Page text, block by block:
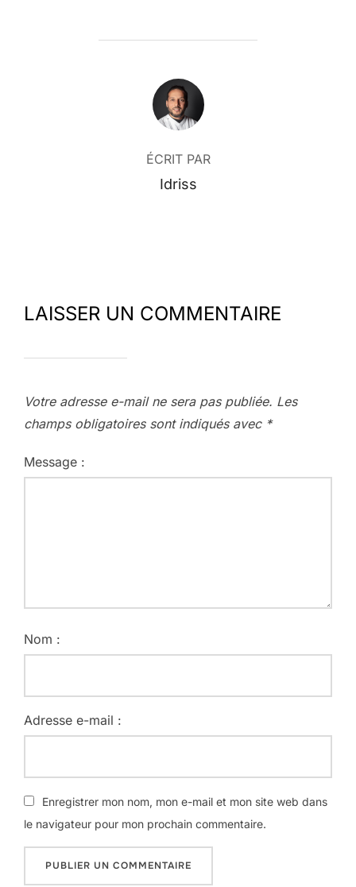
AUTEUR DE LA PUBLICATION
ÉCRIT PAR
Idriss
LAISSER UN COMMENTAIRE
Votre adresse e-mail ne sera pas publiée. Les
champs obligatoires sont indiqués avec *
Message :
Nom :
Adresse e-mail :
Enregistrer mon nom, mon e-mail et mon site web dans
le navigateur pour mon prochain commentaire.